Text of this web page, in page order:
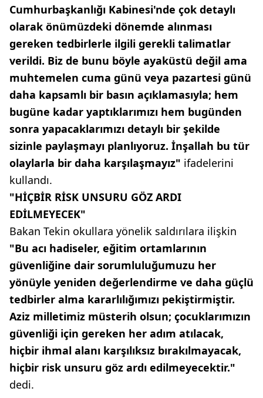
Cumhurbaşkanlığı Kabinesi'nde çok detaylı
olarak önümüzdeki dönemde alınması
gereken tedbirlerle ilgili gerekli talimatlar
verildi. Biz de bunu böyle ayaküstü değil ama
muhtemelen cuma günü veya pazartesi günü
daha kapsamlı bir basın açıklamasıyla; hem
bugüne kadar yaptıklarımızı hem bugünden
sonra yapacaklarımızı detaylı bir şekilde
sizinle paylaşmayı planlıyoruz. İnşallah bu tür
olaylarla bir daha karşılaşmayız" ifadelerini
kullandı.
"HİÇBİR RİSK UNSURU GÖZ ARDI
EDİLMEYECEK"
Bakan Tekin okullara yönelik saldırılara ilişkin
"Bu acı hadiseler, eğitim ortamlarının
güvenliğine dair sorumluluğumuzu her
yönüyle yeniden değerlendirme ve daha güçlü
tedbirler alma kararlılığımızı pekiştirmiştir.
Aziz milletimiz müsterih olsun; çocuklarımızın
güvenliği için gereken her adım atılacak,
hiçbir ihmal alanı karşılıksız bırakılmayacak,
hiçbir risk unsuru göz ardı edilmeyecektir."
dedi.